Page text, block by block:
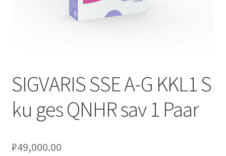
Подтверждение заказа
SIGVARIS SSE A-G KKL1 S
ku ges QNHR sav 1 Paar
₽49,000.00